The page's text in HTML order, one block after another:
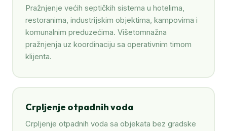
Pražnjenje većih septičkih sistema u hotelima,
restoranima, industrijskim objektima, kampovima i
komunalnim preduzećima. Višetomnažna
pražnjenja uz koordinaciju sa operativnim timom
klijenta.
Crpljenje otpadnih voda
Crpljenje otpadnih voda sa objekata bez gradske